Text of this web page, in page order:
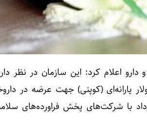
اعلام کرد: این سازمان در نظر
پاکت شیرخشک رگولار یارانه‌ای (کوپنی) جهت عرضه در
با شرکت‌های پخش فراورده‌های